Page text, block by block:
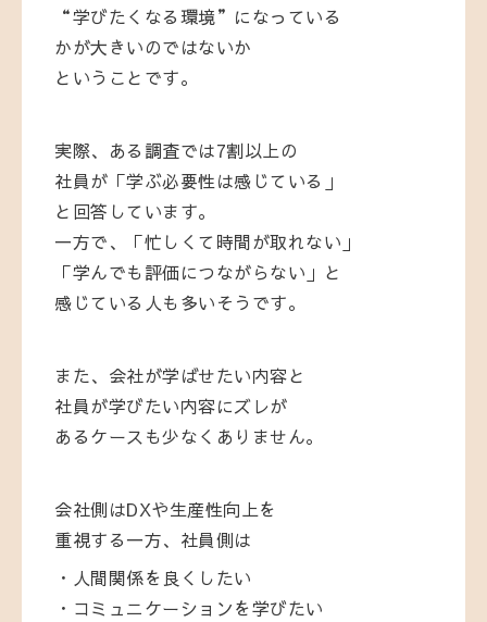
“学びたくなる環境”になっている
かが大きいのではないか
ということです。
実際、ある調査では7割以上の
社員が「学ぶ必要性は感じている」
と回答しています。
一方で、「忙しくて時間が取れない」
「学んでも評価につながらない」と
感じている人も多いそうです。
また、会社が学ばせたい内容と
社員が学びたい内容にズレが
あるケースも少なくありません。
会社側はDXや生産性向上を
重視する一方、社員側は
・人間関係を良くしたい
・コミュニケーションを学びたい